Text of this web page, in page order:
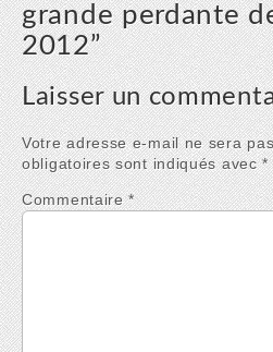
grande perdante
2012”
Laisser un
Votre adresse e-mail ne sera
obligatoires sont indiqués avec*
Commentaire*